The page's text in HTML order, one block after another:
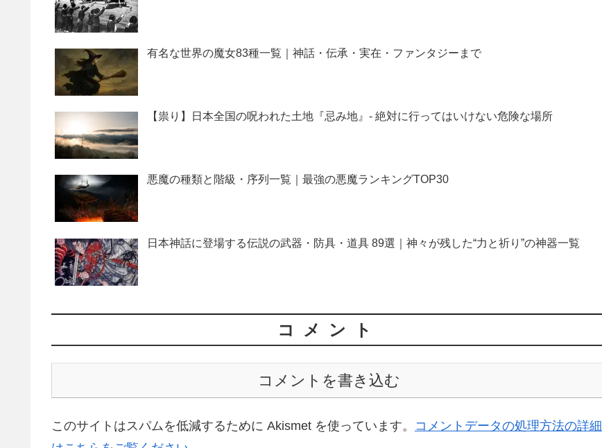
有名な世界の魔女83種一覧｜神話・伝承・実在・ファンタジーまで
【祟り】日本全国の呪われた土地『忌み地』- 絶対に行ってはいけない危険な場所
悪魔の種類と階級・序列一覧｜最強の悪魔ランキングTOP30
日本神話に登場する伝説の武器・防具・道具 89選｜神々が残した“力と祈り”の神器一覧
コメント
コメントを書き込む
このサイトはスパムを低減するために Akismet を使っています。 コメントデータの処理方法の詳細